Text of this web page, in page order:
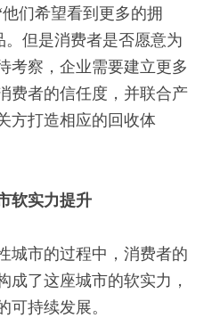
们希望看到更多的拥
。但是消费者是否愿意为
考察，企业需要建立更多
费者的信任度，并联合产
方打造相应的回收体
软实力提升
城市的过程中，消费者的
成了这座城市的软实力，
可持续发展。